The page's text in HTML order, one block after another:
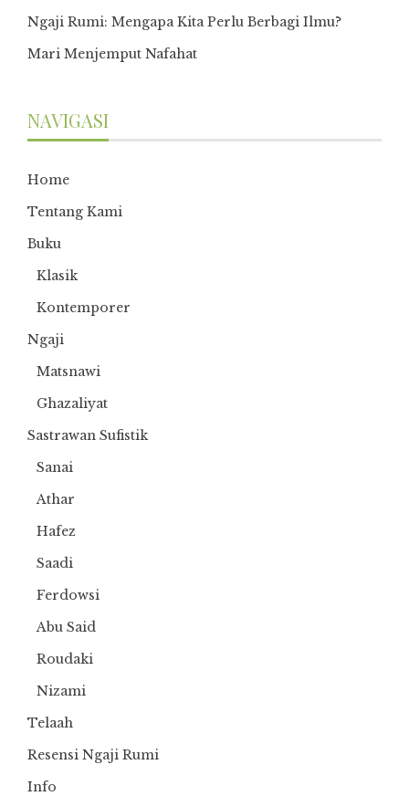
Ngaji Rumi: Mengapa Kita Perlu Berbagi Ilmu?
Mari Menjemput Nafahat
NAVIGASI
Home
Tentang Kami
Buku
Klasik
Kontemporer
Ngaji
Matsnawi
Ghazaliyat
Sastrawan Sufistik
Sanai
Athar
Hafez
Saadi
Ferdowsi
Abu Said
Roudaki
Nizami
Telaah
Resensi Ngaji Rumi
Info